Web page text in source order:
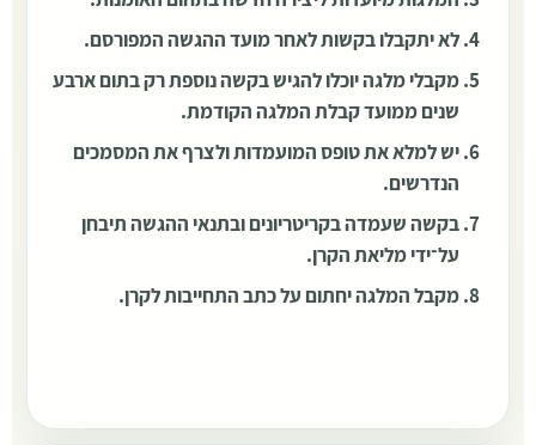
לא יתקבלו בקשות לאחר מועד ההגשה המפורסם.
מקבלי מלגה יוכלו להגיש בקשה נוספת רק בתום ארבע
שנים ממועד קבלת המלגה הקודמת.
יש למלא את טופס המועמדות ולצרף את המסמכים
הנדרשים.
בקשה שעמדה בקריטריונים ובתנאי ההגשה תיבחן
על־ידי מליאת הקרן.
מקבל המלגה יחתום על כתב התחייבות לקרן.